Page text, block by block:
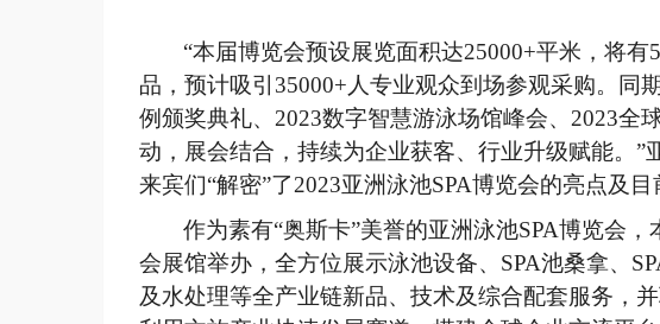
“本届博览会预设展览面积达25000+平米，将有
品，预计吸引35000+人专业观众到场参观采购。同
例颁奖典礼、2023数字智慧游泳场馆峰会、 2023全
动，展会结合，持续为企业获客、行业升级赋能。”
来宾们“解密”了2023亚洲泳池SPA博览会的亮点及目
作为素有“奥斯卡”美誉的亚洲泳池SPA博览会
会展馆举办，全方位展示泳池设备、SPA池桑拿、
及水处理等全产业链新品、技术及综合配套服务，